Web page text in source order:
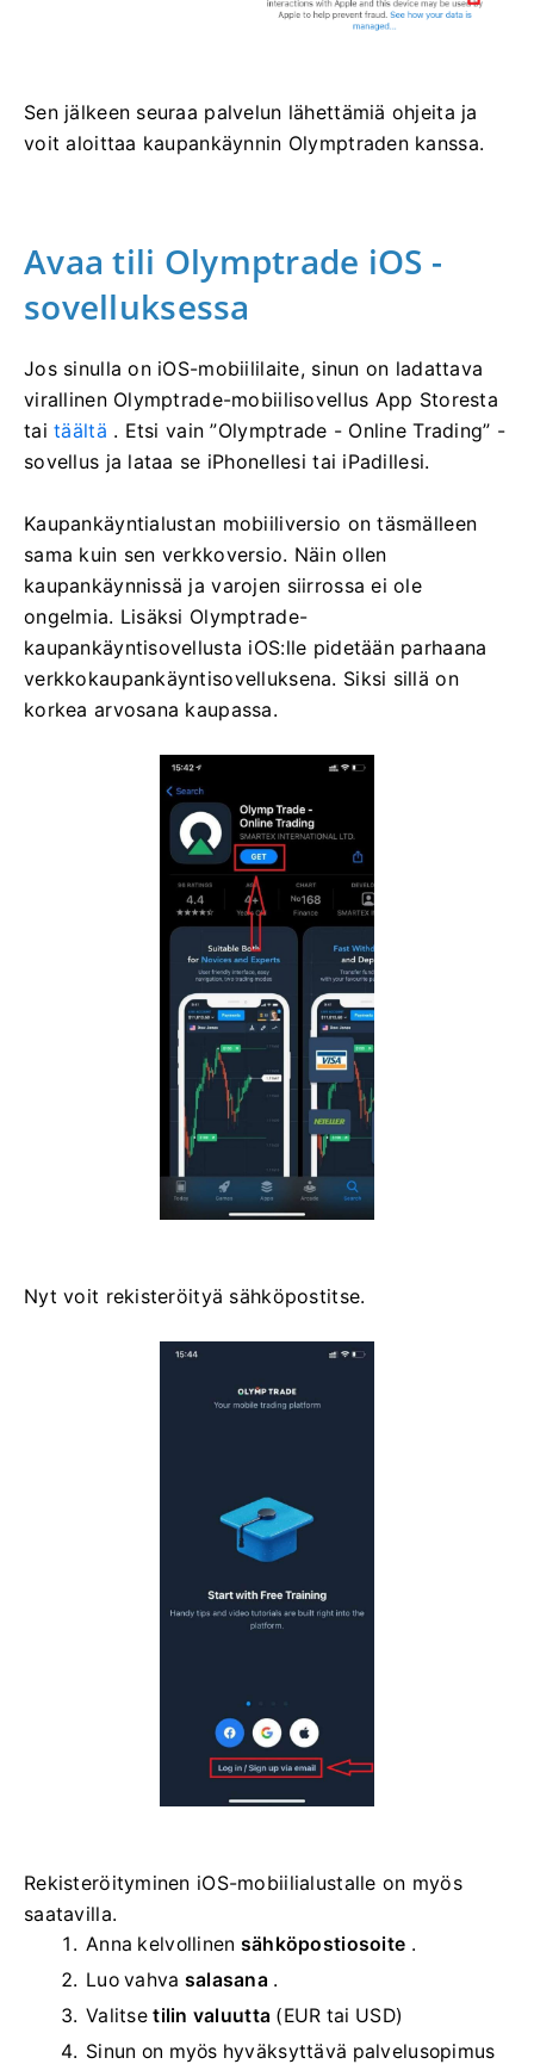
Sen jälkeen seuraa palvelun lähettämiä ohjeita ja
voit aloittaa kaupankäynnin Olymptraden kanssa.
Avaa tili Olymptrade iOS -
sovelluksessa
Jos sinulla on iOS-mobiililaite, sinun on ladattava
virallinen Olymptrade-mobiilisovellus App Storesta
taitäältä . Etsi vain ”Olymptrade - Online Trading” -
sovellus ja lataa se iPhonellesi tai iPadillesi.
Kaupankäyntialustan mobiiliversio on täsmälleen
sama kuin sen verkkoversio. Näin ollen
kaupankäynnissä ja varojen siirrossa ei ole
ongelmia. Lisäksi Olymptrade-
kaupankäyntisovellusta iOS:lle pidetään parhaana
verkkokaupankäyntisovelluksena. Siksi sillä on
korkea arvosana kaupassa.
Nyt voit rekisteröityä sähköpostitse.
Rekisteröityminen iOS-mobiilialustalle on myös
saatavilla.
Anna kelvollinen sähköpostiosoite .
Luo vahva salasana .
Valitsetilin valuutta (EUR tai USD)
Sinun on myös hyväksyttävä palvelusopimus